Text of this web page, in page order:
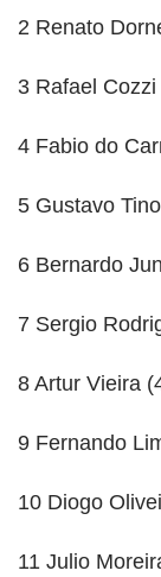
2 Renato
3 Rafael
4 Fabio do
5 Gustavo
6 Bernardo
7 Sergio
8 Artur Vieira
9 Fernando
10 Diogo
11 Julio